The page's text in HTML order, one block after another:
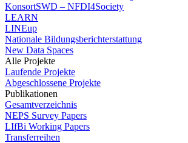
KonsortSWD – NFDI4Society
LEARN
LINEup
Nationale Bildungsberichterstattung
New Data Spaces
Alle Projekte
Laufende Projekte
Abgeschlossene Projekte
Publikationen
Gesamtverzeichnis
NEPS Survey Papers
LIfBi Working Papers
Transferreihen